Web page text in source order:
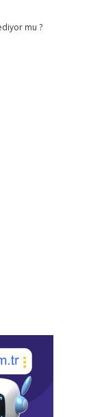
mu ?